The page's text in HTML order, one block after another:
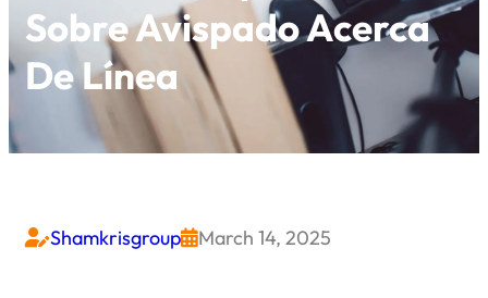
Sobre Avispado Acerca
De Línea
ShamkrisgroupMarch 14, 2025